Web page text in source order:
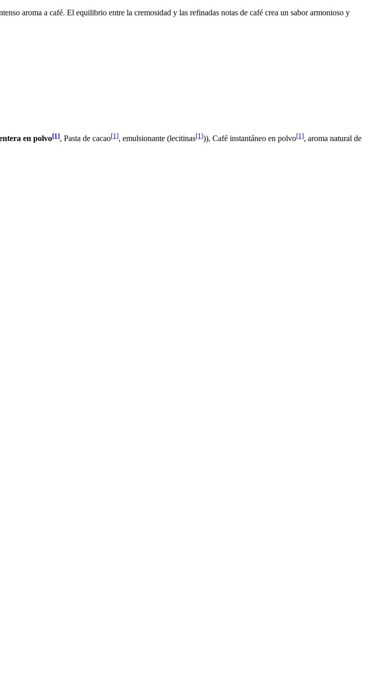
aroma a café. El equilibrio entre la cremosidad y las refinadas notas de café crea un sabor armonioso y
en polvo[1], Pasta de cacao[1], emulsionante (lecitinas[1])), Café instantáneo en polvo[1], aroma natural de